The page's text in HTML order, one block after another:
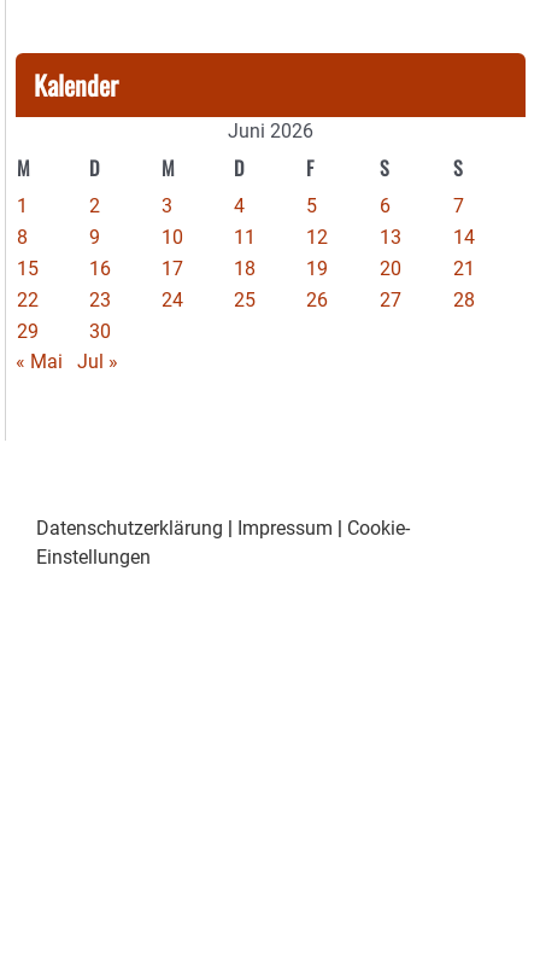
Kalender
Juni 2026
M D M D F S S
1 2 3 4 5 6
7
8
9 10 11 12 13
14
15
16 17 18 19 20
21
22
23 24 25 26 27
28
29
30
« Mai
Jul »
Datenschutzerklärung Impressum
Cookie-
Einstellungen